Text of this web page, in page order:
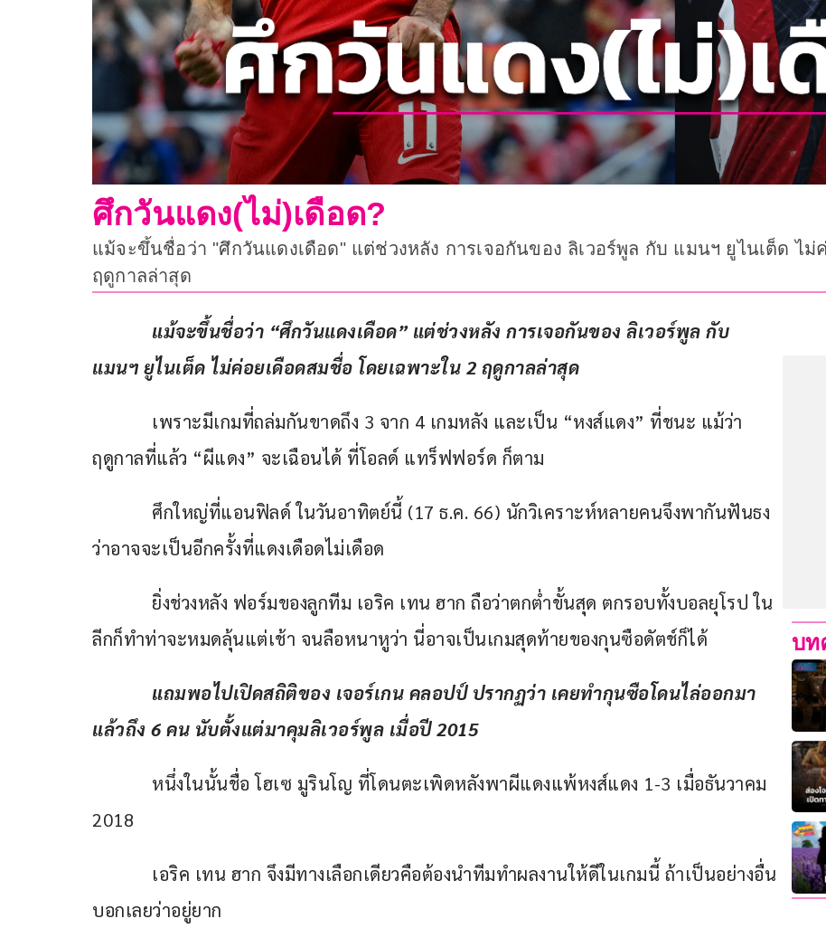
ศึกวันแดง(ไม่)เดือด?
แม้จะขึ้นชื่อว่า "ศึกวันแดงเดือด" แต่ช่วงหลัง การเจอกันของ ลิเวอร์พูล กับ แมนฯ ยูไนเต็ด ไม่
ฤดูกาลล่าสุด
แม้จะขึ้นชื่อว่า “ศึกวันแดงเดือด” แต่ช่วงหลัง การเจอกันของ ลิเวอร์พูล กับ
แมนฯ ยูไนเต็ด ไม่ค่อยเดือดสมชื่อ โดยเฉพาะใน 2 ฤดูกาลล่าสุด
เพราะมีเกมที่ถล่มกันขาดถึง 3 จาก 4 เกมหลัง และเป็น “หงส์แดง” ที่ชนะ แม้ว่า
ฤดูกาลที่แล้ว “ผีแดง” จะเฉือนได้ ที่โอลด์ แทร็ฟฟอร์ด ก็ตาม
ศึกใหญ่ที่แอนฟิลด์ ในวันอาทิตย์นี้ (17 ธ.ค. 66) นักวิเคราะห์หลายคนจึงพากันฟันธง
ว่าอาจจะเป็นอีกครั้งที่แดงเดือดไม่เดือด
ยิ่งช่วงหลัง ฟอร์มของลูกทีม เอริค เทน ฮาก ถือว่าตกต่ำขั้นสุด ตกรอบทั้งบอลยุโรป ใน
ลีกก็ทำท่าจะหมดลุ้นแต่เช้า จนลือหนาหูว่า นี่อาจเป็นเกมสุดท้ายของกุนซือดัตช์ก็ได้
แถมพอไปเปิดสถิติของ เจอร์เกน คลอปป์ ปรากฏว่า เคยทำกุนซือโดนไล่ออกมา
แล้วถึง 6 คน นับตั้งแต่มาคุมลิเวอร์พูล เมื่อปี 2015
หนึ่งในนั้นชื่อ โฮเซ มูรินโญ ที่โดนตะเพิดหลังพาผีแดงแพ้หงส์แดง 1-3 เมื่อธันวาคม
2018
เอริค เทน ฮาก จึงมีทางเลือกเดียวคือต้องนำทีมทำผลงานให้ดีในเกมนี้ ถ้าเป็นอย่างอื่น
บอกเลยว่าอยู่ยาก
บท